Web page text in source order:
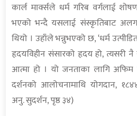
कार्ल मार्क्सले धर्म गरिब वर्गलाई
भएको भन्दै यसलाई संस्कृतिबाट अलग
थियो । उहाँले भन्नुभएको छ, ‘धर्म
हृदयविहीन संसारको हृदय हो, त्यसरी नै
आत्मा हो । यो जनताका लागि
दर्शनको आलोचनामाथि योगदान,
अनु. सुदर्शन, पृष्ठ ३४)